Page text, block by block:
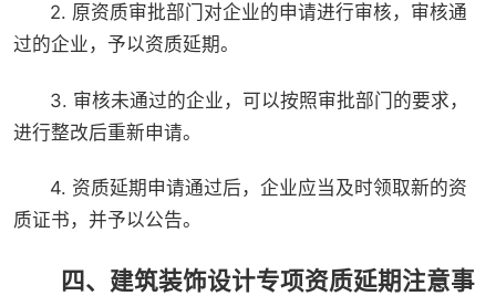
2. 原资质审批部门对企业的申请进行审核，审核通
过的企业，予以资质延期。
3. 审核未通过的企业，可以按照审批部门的要求，
进行整改后重新申请。
4. 资质延期申请通过后，企业应当及时领取新的资
质证书，并予以公告。
四、建筑装饰设计专项资质延期注意事